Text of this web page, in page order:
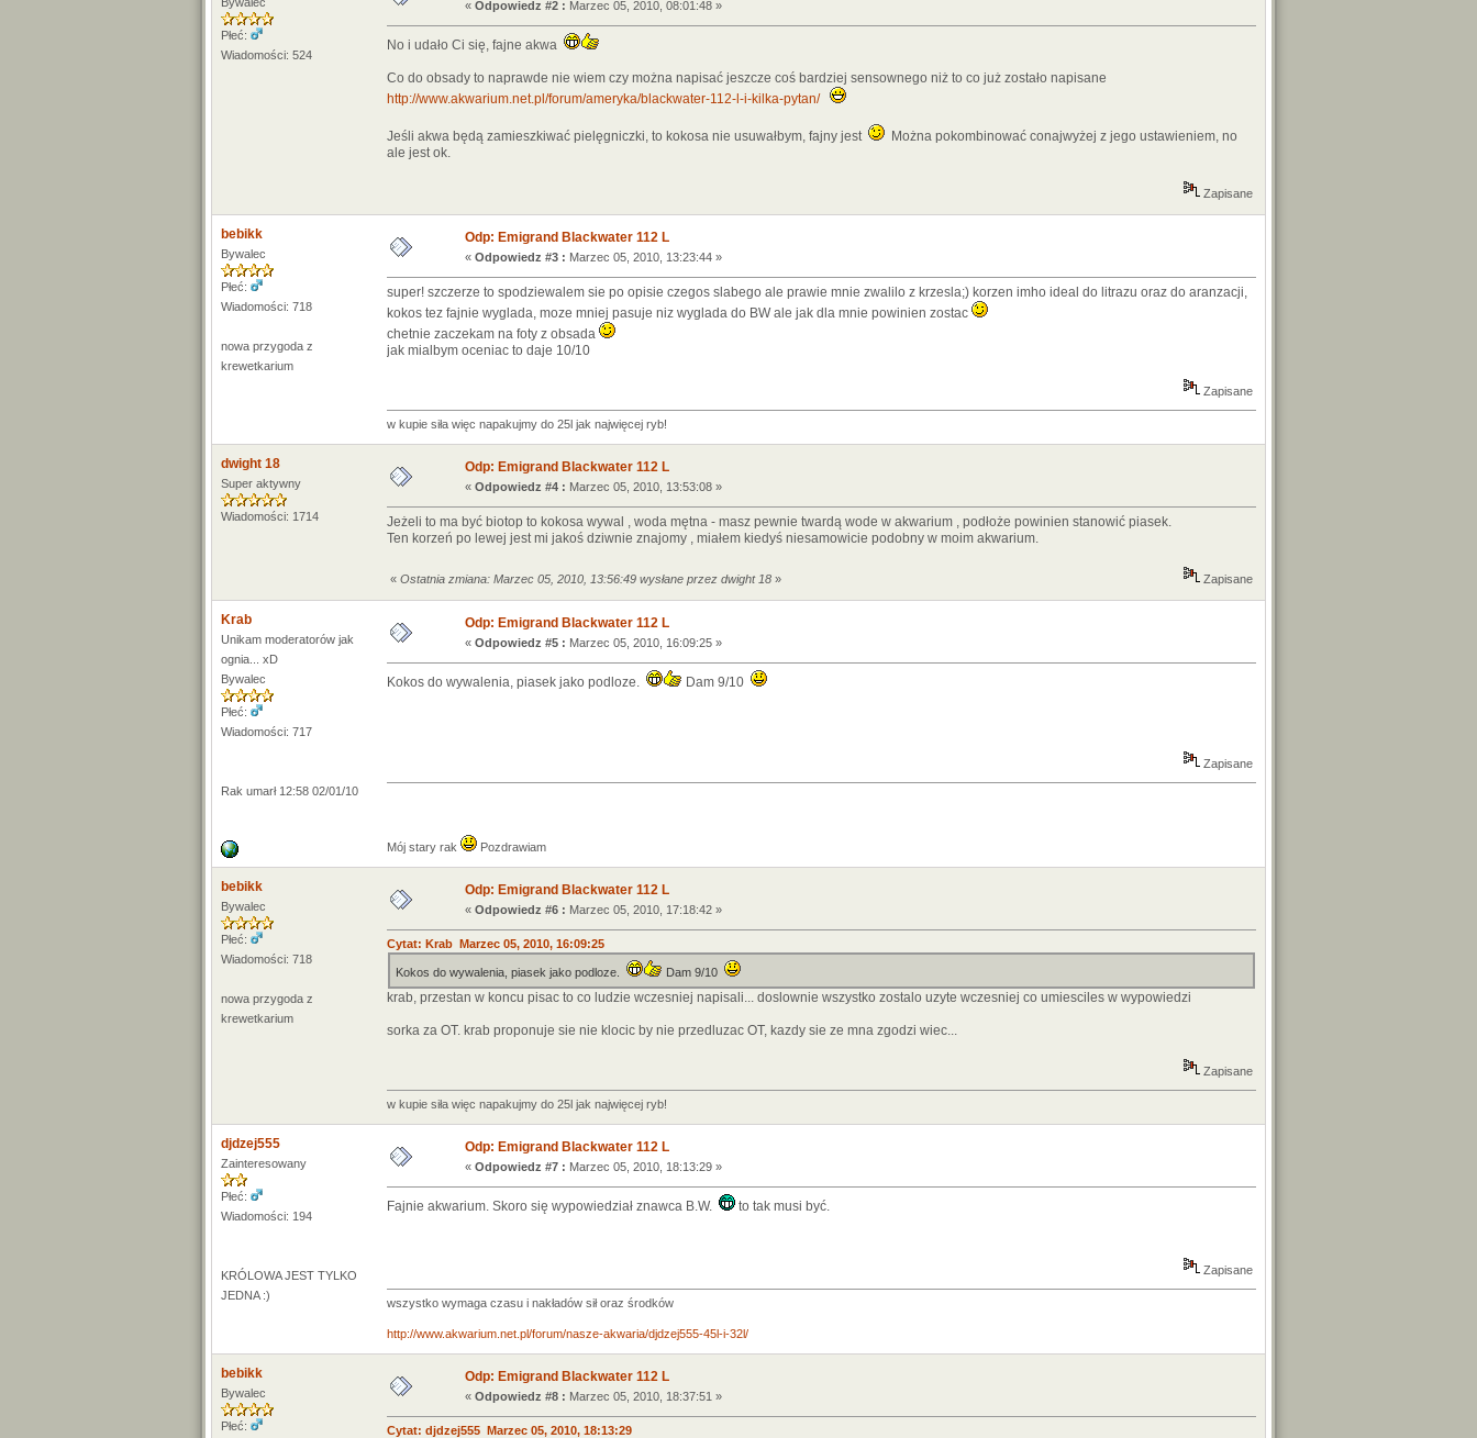
Płeć:
Wiadomości: 524
« Odpowiedz #2 : Marzec 05, 2010, 08:01:48 »
No i udało Ci się, fajne akwa
Co do obsady to naprawde nie wiem czy można napisać jeszcze coś bardziej sensownego niż to co już zostało napisane
http://www.akwarium.net.pl/forum/ameryka/blackwater-112-l-i-kilka-pytan/
Jeśli akwa będą zamieszkiwać pielęgniczki, to kokosa nie usuwałbym, fajny jest
Można pokombinować conajwyżej z jego ustawieniem, no
ale jest ok.
Zapisane
bebikk
Bywalec
Płeć:
Wiadomości: 718
nowa przygoda z
krewetkarium
Odp: Emigrand Blackwater 112 L
« Odpowiedz #3 : Marzec 05, 2010, 13:23:44 »
super! szczerze to spodziewalem sie po opisie czegos slabego ale prawie mnie zwalilo z krzesla;) korzen imho ideal do litrazu oraz do aranzacji,
kokos tez fajnie wyglada, moze mniej pasuje niz wyglada do BW ale jak dla mnie powinien zostac
chetnie zaczekam na foty z obsada
jak mialbym oceniac to daje 10/10
Zapisane
w kupie siła więc napakujmy do 25l jak najwięcej ryb!
dwight 18
Super aktywny
Wiadomości: 1714
Odp: Emigrand Blackwater 112 L
« Odpowiedz #4 : Marzec 05, 2010, 13:53:08 »
Jeżeli to ma być biotop to kokosa wywal , woda mętna - masz pewnie twardą wode w akwarium , podłoże powinien stanowić piasek.
Ten korzeń po lewej jest mi jakoś dziwnie znajomy , miałem kiedyś niesamowicie podobny w moim akwarium.
« Ostatnia zmiana: Marzec 05, 2010, 13:56:49 wysłane przez dwight 18 » Zapisane
Krab
Unikam moderatorów jak
ognia... xD
Bywalec
Płeć:
Wiadomości: 717
Rak umarł 12:58 02/01/10
Odp: Emigrand Blackwater 112 L
« Odpowiedz #5 : Marzec 05, 2010, 16:09:25 »
Kokos do wywalenia, piasek jako podloze. Dam 9/10
Zapisane
Mój stary rak Pozdrawiam
bebikk
Bywalec
Płeć:
Wiadomości: 718
nowa przygoda z
krewetkarium
Odp: Emigrand Blackwater 112 L
« Odpowiedz #6 : Marzec 05, 2010, 17:18:42 »
Cytat: Krab Marzec 05, 2010, 16:09:25
Kokos do wywalenia, piasek jako podloze. Dam 9/10
krab, przestan w koncu pisac to co ludzie wczesniej napisali... doslownie wszystko zostalo uzyte wczesniej co umiesciles w wypowiedzi
sorka za OT. krab proponuje sie nie klocic by nie przedluzac OT, kazdy sie ze mna zgodzi wiec...
Zapisane
w kupie siła więc napakujmy do 25l jak najwięcej ryb!
djdzej555
Zainteresowany
Płeć:
Wiadomości: 194
KRÓLOWA JEST TYLKO
JEDNA :)
Odp: Emigrand Blackwater 112 L
« Odpowiedz #7 : Marzec 05, 2010, 18:13:29 »
Fajnie akwarium. Skoro się wypowiedział znawca B.W. to tak musi być.
Zapisane
wszystko wymaga czasu i nakładów sił oraz środków
http://www.akwarium.net.pl/forum/nasze-akwaria/djdzej555-45l-i-32l/
bebikk
Bywalec
Płeć:
Odp: Emigrand Blackwater 112 L
« Odpowiedz #8 : Marzec 05, 2010, 18:37:51 »
Cytat: djdzej555 Marzec 05, 2010, 18:13:29